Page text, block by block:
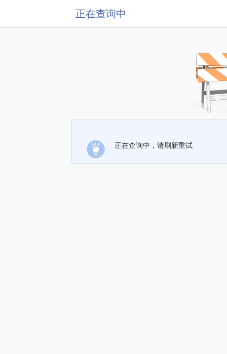
正在查询中
正在查询中，请刷新重试